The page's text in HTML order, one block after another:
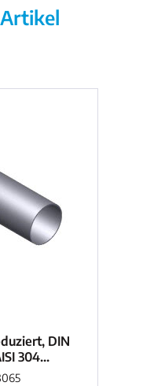
DIN
304...